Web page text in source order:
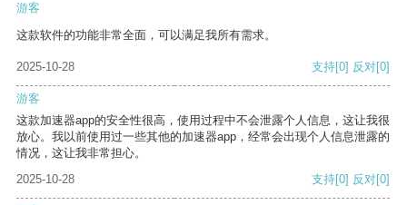
游客
这款软件的功能非常全面，可以满足我所有需求。
2025-10-28 支持[0] 反对[0]
游客
这款加速器app的安全性很高，使用过程中不会泄露个人信息，这让我很
放心。我以前使用过一些其他的加速器app，经常会出现个人信息泄露的
情况，这让我非常担心。
2025-10-28
支持[0] 反对[0]